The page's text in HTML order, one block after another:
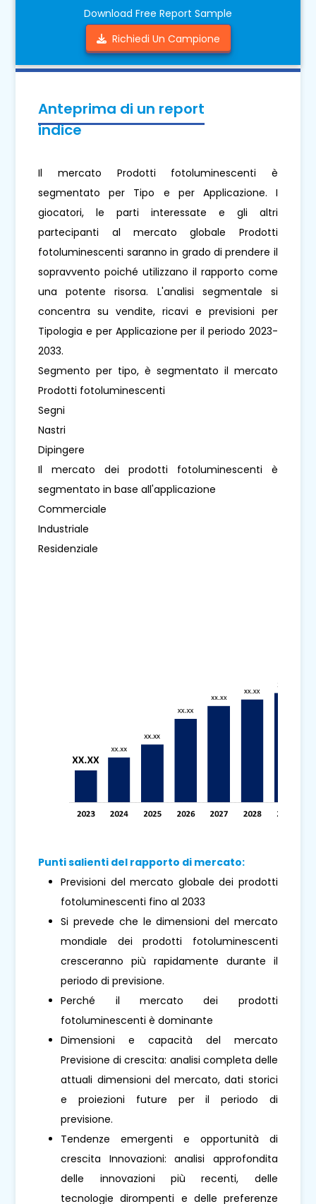
Download Free Report Sample
Richiedi Un Campione
Anteprima di un report
indice
Il mercato Prodotti fotoluminescenti è
segmentato per Tipo e per Applicazione. I
giocatori, le parti interessate e gli altri
partecipanti al mercato globale Prodotti
fotoluminescenti saranno in grado di prendere il
sopravvento poiché utilizzano il rapporto come
una potente risorsa. L'analisi segmentale si
concentra su vendite, ricavi e previsioni per
Tipologia e per Applicazione per il periodo 2023-
2033.
Segmento per tipo, è segmentato il mercato
Prodotti fotoluminescenti
Segni
Nastri
Dipingere
Il mercato dei prodotti fotoluminescenti è
segmentato in base all'applicazione
Commerciale
Industriale
Residenziale
Punti salienti del rapporto di mercato:
Previsioni del mercato globale dei prodotti
fotoluminescenti fino al 2033
Si prevede che le dimensioni del mercato
mondiale dei prodotti fotoluminescenti
cresceranno più rapidamente durante il
periodo di previsione.
Perché il mercato dei prodotti
fotoluminescenti è dominante
Dimensioni e capacità del mercato
Previsione di crescita: analisi completa delle
attuali dimensioni del mercato, dati storici
e proiezioni future per il periodo di
previsione.
Tendenze emergenti e opportunità di
crescita Innovazioni: analisi approfondita
delle innovazioni più recenti, delle
tecnologie dirompenti e delle preferenze